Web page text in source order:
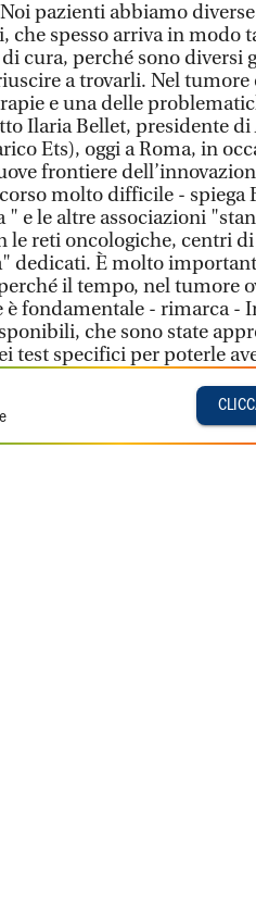
pazienti abbiamo diverse
che spesso arriva in modo
cura, perché sono diversi
a trovarli. Nel tumore
e una delle
Ilaria Bellet, presidente di
Ets), oggi a Roma, in
frontiere
molto difficile - spiega
e le altre associazioni
le reti oncologiche, centri di
dedicati. È molto
il tempo, nel tumore
fondamentale - rimarca -
che sono state
test specifici per poterle